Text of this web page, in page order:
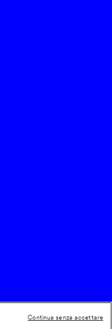
Continua senza accettare